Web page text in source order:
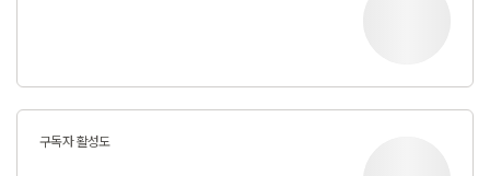
구독자 활성도